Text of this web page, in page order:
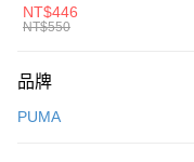
元大商業銀行
台灣樂天信用卡公司
AFTEE先享後付
【關於「AFTEE先享後付」】
便利好安心！
運送方式
中統襪 FZ3393100
NT$446
NT$550
品牌
PUMA